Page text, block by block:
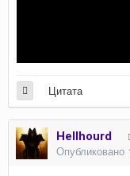
Цитата
Hellhourd
Опубликовано